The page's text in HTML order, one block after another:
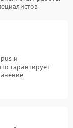
и
гарантирует